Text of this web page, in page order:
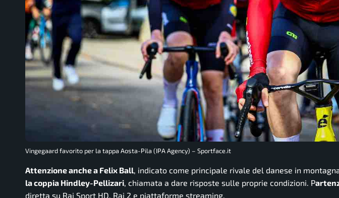
Vingegaard favorito per la tappa Aosta-Pila (IPA Agency) – Sportface.it
Attenzione anche a Felix Ball, indicato come principale rivale del danese in
la coppia Hindley-Pellizari, chiamata a dare risposte sulle proprie condizioni. P
diretta su Rai Sport HD, Rai 2 e piattaforme streaming.